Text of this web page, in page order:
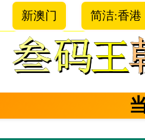
新澳门 简洁:香港